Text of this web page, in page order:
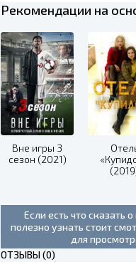
Рекомендации на
Вне игры 3
сезон (2021)
Если есть что сказать
полезно узнать стоит
для
ОТЗЫВЫ (0)